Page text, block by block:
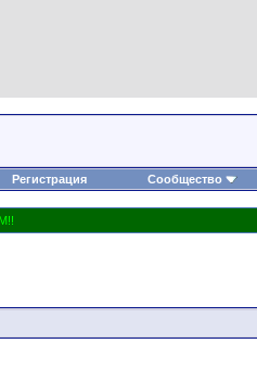
Регистрация Сообщество